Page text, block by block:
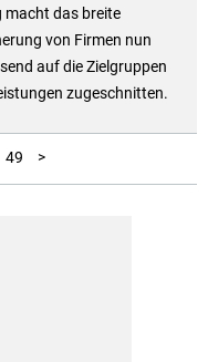
macht das breite
von Firmen nun
auf die Zielgruppen
zugeschnitten.
49 >